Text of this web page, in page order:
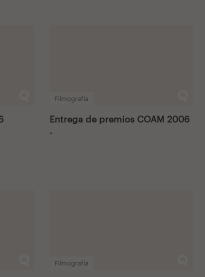
Filmografía
Entrega de premios COAM 2006
.
Filmografía